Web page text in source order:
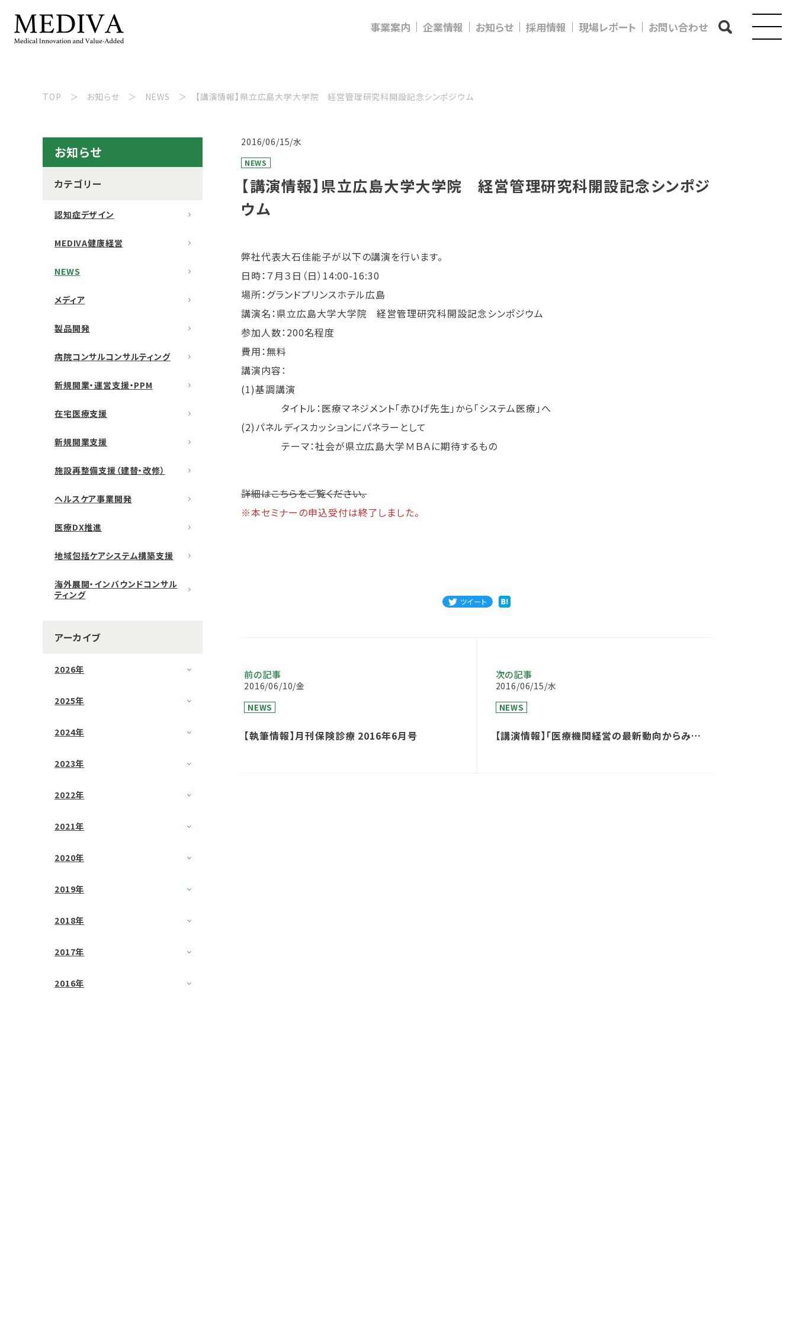
事業案内 企業情報 お知らせ 採用情報 現場レポート お問い合わせ
TOP お知らせ NEWS 【講演情報】県立広島大学大学院 経営管理研究科開設記念シンポジウム
お知らせ
カテゴリー
認知症デザイン
MEDIVA健康経営
NEWS
メディア
製品開発
病院コンサルコンサルティング
新規開業・運営支援・PPM
在宅医療支援
新規開業支援
施設再整備支援（建替・改修）
ヘルスケア事業開発
医療DX推進
地域包括ケアシステム構築支援
海外展開・インバウンドコンサル
ティング
アーカイブ
2026年
2025年
2024年
2023年
2022年
2021年
2020年
2019年
2018年
2017年
2016年
2016/06/15/水
NEWS
【講演情報】県立広島大学大学院 経営管理研究科開設記念シンポジ
ウム
弊社代表大石佳能子が以下の講演を行います。
日時：７月３日（日）14:00-16:30
場所：グランドプリンスホテル広島
講演名：県立広島大学大学院 経営管理研究科開設記念シンポジウム
参加人数：200名程度
費用：無料
講演内容：
(1)基調講演
タイトル：医療マネジメント「赤ひげ先生」から「システム医療」へ
(2)パネルディスカッションにパネラーとして
テーマ：社会が県立広島大学ＭＢＡに期待するもの
詳細はこちらをご覧ください。
※本セミナーの申込受付は終了しました。
ツイート
前の記事
2016/06/10/金
NEWS
【執筆情報】月刊保険診療 2016年6月号
次の記事
2016/06/15/水
NEWS
【講演情報】「医療機関経営の最新動向からみた